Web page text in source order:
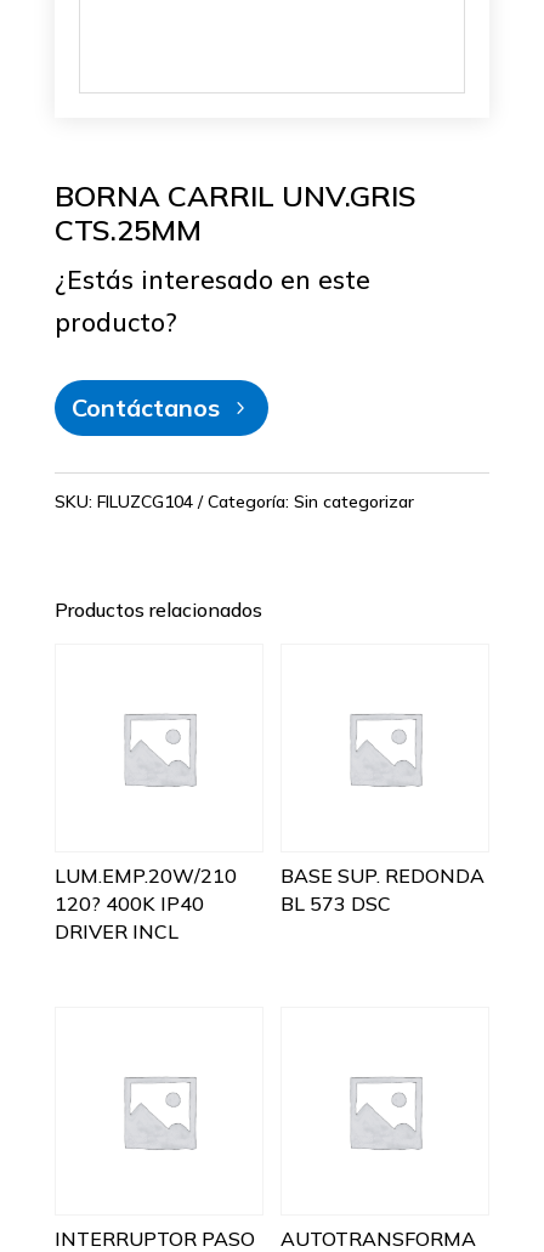
BORNA CARRIL UNV.GRIS
CTS.25MM
¿Estás interesado en este
producto?
Contáctanos
SKU: FILUZCG104 Categoría: Sin categorizar
Productos relacionados
LUM.EMP.20W/210
120? 400K IP40
DRIVER INCL
BASE SUP. REDONDA
BL 573 DSC
INTERRUPTOR PASO
AUTOTRANSFORMA